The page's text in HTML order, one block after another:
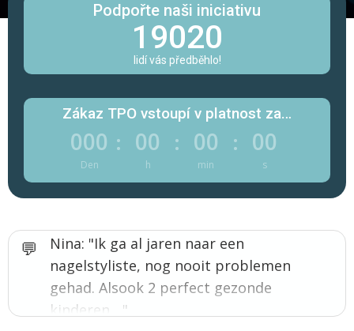
Podpořte naši iniciativu
19020
lidí vás předběhlo!
Zákaz TPO vstoupí v platnost za…
000
Den
: 00
h
: 00
min
: 00
s
Nina: "Ik ga al jaren naar een
nagelstyliste, nog nooit problemen
gehad. Alsook 2 perfect gezonde
kinderen...."